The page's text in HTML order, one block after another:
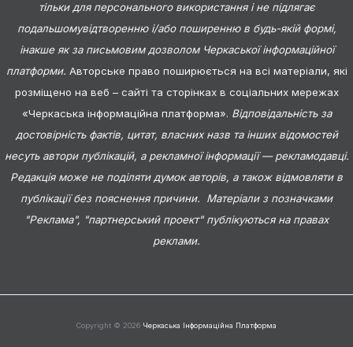
тільки для персонального використання і не підлягає
подальшомувідтворенню і/або поширенню в будь-якій формі,
інакше як за письмовим дозволом Черкаської інформаційної
платформи. Авторське право поширюється на всі матеріали, які
розміщено на веб – сайті та сторінках в соціальних мережах
«Черкаська інформаційна платформа». Відповідальність за
достовірність фактів, цитат, власних назв та інших відомостей
несуть автори публікацій, а рекламної інформації — рекламодавці.
Редакція може не поділяти думок авторів, а також відмовляти в
публікації без пояснення причини. Матеріали з позначками
"Реклама", "партнерський проект" публікуються на правах
реклами.
Copyright © 2026 Черкаська Інформаційна Платформа